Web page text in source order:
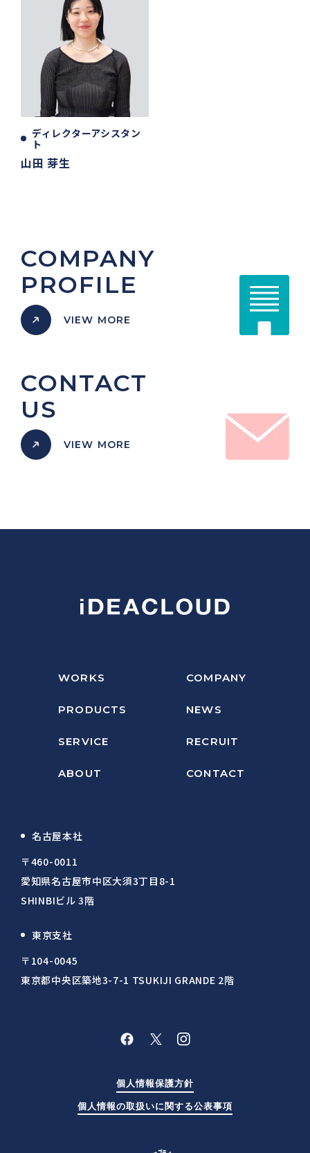
ディレクターアシスタン
ト
山田 芽生
COMPANY
PROFILE
VIEW MORE
CONTACT
US
VIEW MORE
WORKS COMPANY
PRODUCTS NEWS
SERVICE RECRUIT
ABOUT CONTACT
名古屋本社
〒460-0011
愛知県名古屋市中区大須3丁目8-1
SHINBIビル 3階
東京支社
〒104-0045
東京都中央区築地3-7-1 TSUKIJI GRANDE 2階
個人情報保護方針
個人情報の取扱いに関する公表事項